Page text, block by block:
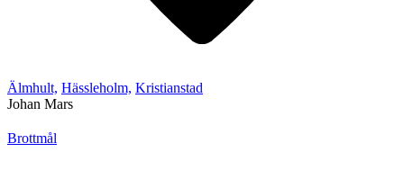
Älmhult, Hässleholm, Kristianstad
Johan Mars
Brottmål